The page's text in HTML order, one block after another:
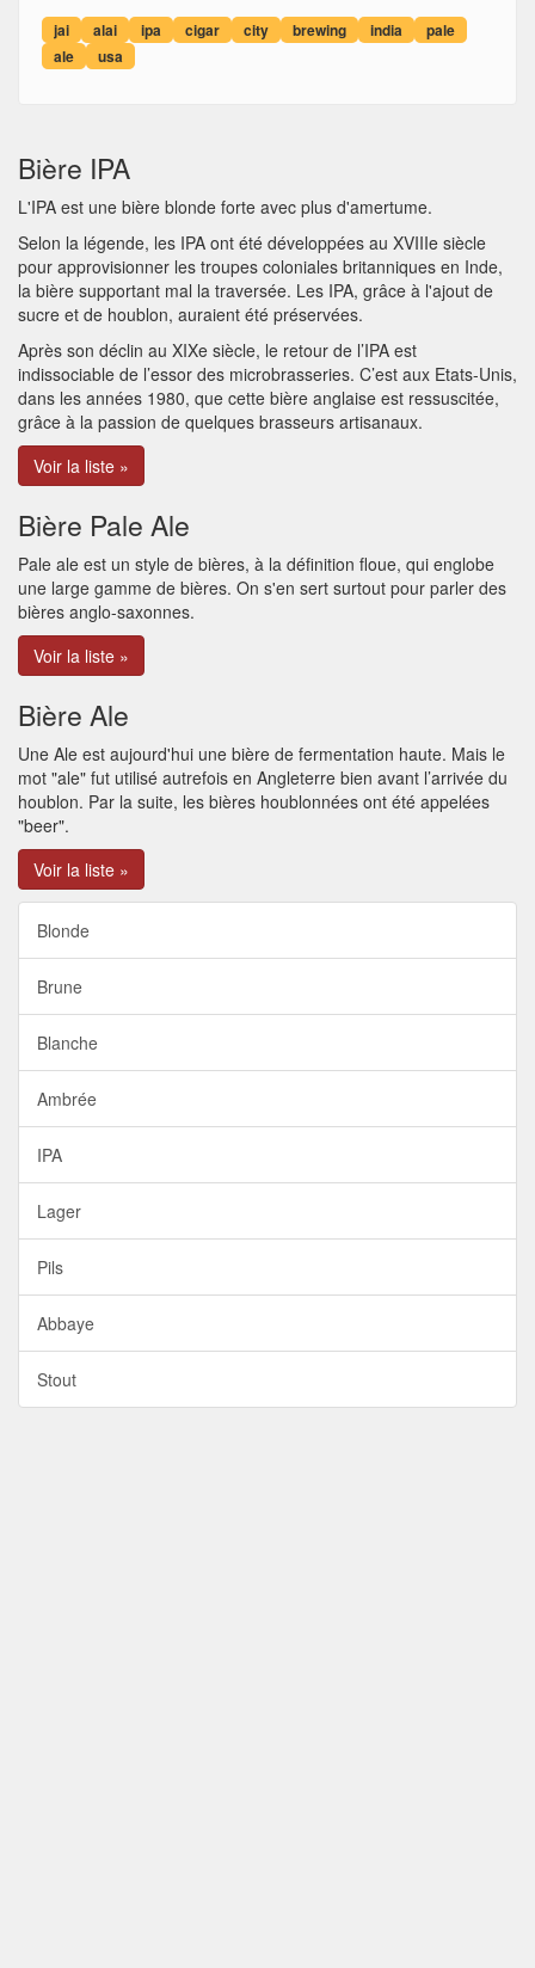
jai alai ipa cigar city brewing india
pale
ale
usa
Bière IPA
L'IPA est une bière blonde forte avec plus d'amertume.
Selon la légende, les IPA ont été développées au XVIIIe siècle
pour approvisionner les troupes coloniales britanniques en Inde,
la bière supportant mal la traversée. Les IPA, grâce à l'ajout de
sucre et de houblon, auraient été préservées.
Après son déclin au XIXe siècle, le retour de l’IPA est
indissociable de l’essor des microbrasseries. C’est aux Etats-Unis,
dans les années 1980, que cette bière anglaise est ressuscitée,
grâce à la passion de quelques brasseurs artisanaux.
Voir la liste »
Bière Pale Ale
Pale ale est un style de bières, à la définition floue, qui englobe
une large gamme de bières. On s'en sert surtout pour parler des
bières anglo-saxonnes.
Voir la liste »
Bière Ale
Une Ale est aujourd'hui une bière de fermentation haute. Mais le
mot "ale" fut utilisé autrefois en Angleterre bien avant l’arrivée du
houblon. Par la suite, les bières houblonnées ont été appelées
"beer".
Voir la liste »
Blonde
Brune
Blanche
Ambrée
IPA
Lager
Pils
Abbaye
Stout